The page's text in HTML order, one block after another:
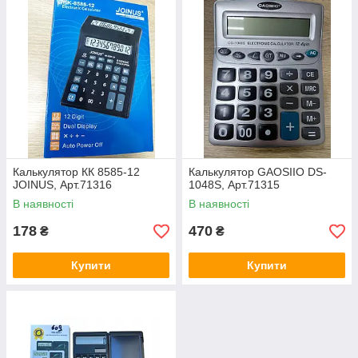
Калькулятор КК 8585-12
JOINUS, Арт.71316
В наявності
178 ₴
Купити
Калькулятор GAOSIIO DS-
1048S, Арт.71315
В наявності
470 ₴
Купити